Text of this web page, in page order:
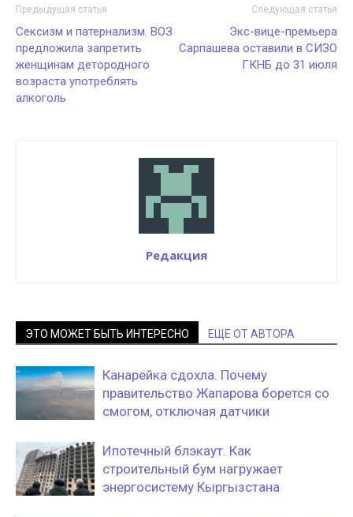
Предыдущая статья
Сексизм и патернализм. ВОЗ
предложила запретить
женщинам детородного
возраста употреблять
алкоголь
Следующая статья
Экс-вице-премьера
Сарпашева оставили в СИЗО
ГКНБ до 31 июля
Редакция
ЭТО МОЖЕТ БЫТЬ ИНТЕРЕСНО ЕЩЕ ОТ АВТОРА
Канарейка сдохла. Почему
правительство Жапарова борется со
смогом, отключая датчики
Ипотечный блэкаут. Как
строительный бум нагружает
энергосистему Кыргызстана